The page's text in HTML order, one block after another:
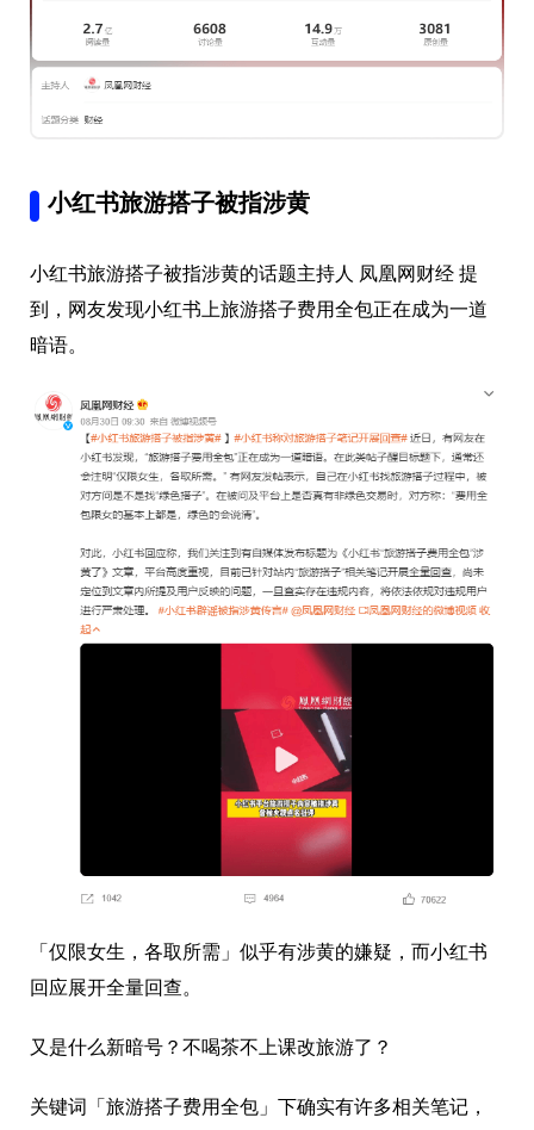
小红书旅游搭子被指涉黄
小红书旅游搭子被指涉黄的话题主持人 凤凰网财经 提
到，网友发现小红书上旅游搭子费用全包正在成为一道
暗语。
「仅限女生，各取所需」似乎有涉黄的嫌疑，而小红书
回应展开全量回查。
又是什么新暗号？不喝茶不上课改旅游了？
关键词「旅游搭子费用全包」下确实有许多相关笔记，